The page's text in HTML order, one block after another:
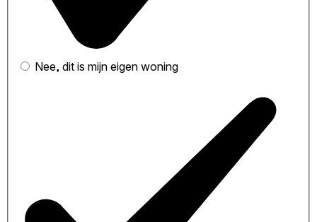
Nee, dit is mijn eigen woning